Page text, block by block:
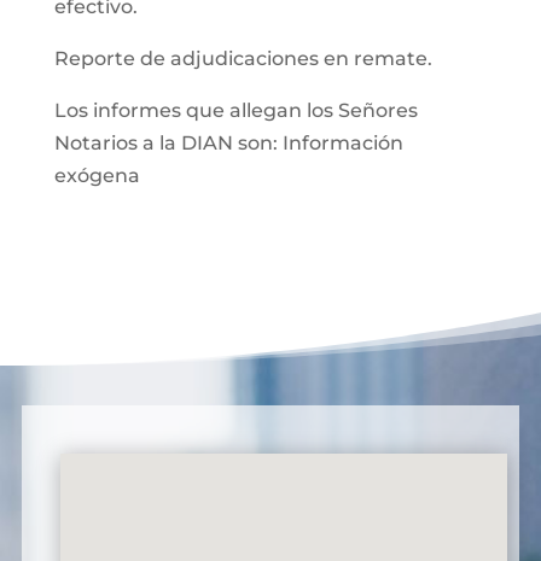
efectivo.
Reporte de adjudicaciones en remate.
Los informes que allegan los Señores
Notarios a la DIAN son: Información
exógena